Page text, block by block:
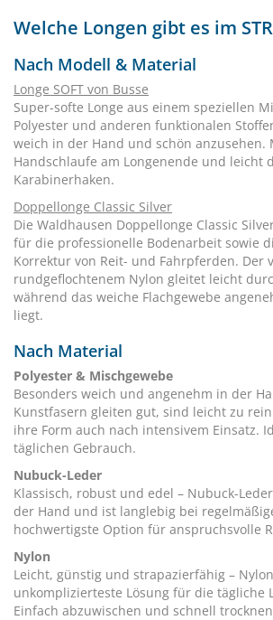
Welche Longen gibt es im
Nach Modell & Material
Longe SOFT von Busse
Super-softe Longe aus einem speziellen
Polyester und anderen funktionalen
weich in der Hand und schön anzusehen.
Handschlaufe am Longenende und leicht
Karabinerhaken.
Doppellonge Classic Silver
Die Waldhausen Doppellonge Classic
für die professionelle Bodenarbeit sowie
Korrektur von Reit- und Fahrpferden. Der
rundgeflochtenem Nylon gleitet leicht
während das weiche Flachgewebe
liegt.
Nach Material
Polyester & Mischgewebe
Besonders weich und angenehm in der
Kunstfasern gleiten gut, sind leicht zu
ihre Form auch nach intensivem Einsatz.
täglichen Gebrauch.
Nubuck-Leder
Klassisch, robust und edel – Nubuck-
der Hand und ist langlebig bei
hochwertigste Option für anspruchsvolle
Nylon
Leicht, günstig und strapazierfähig –
unkomplizierteste Lösung für die tägliche
Einfach abzuwischen und schnell